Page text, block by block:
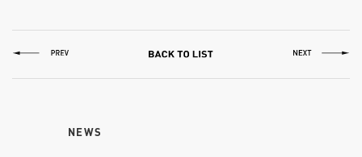
NEWS